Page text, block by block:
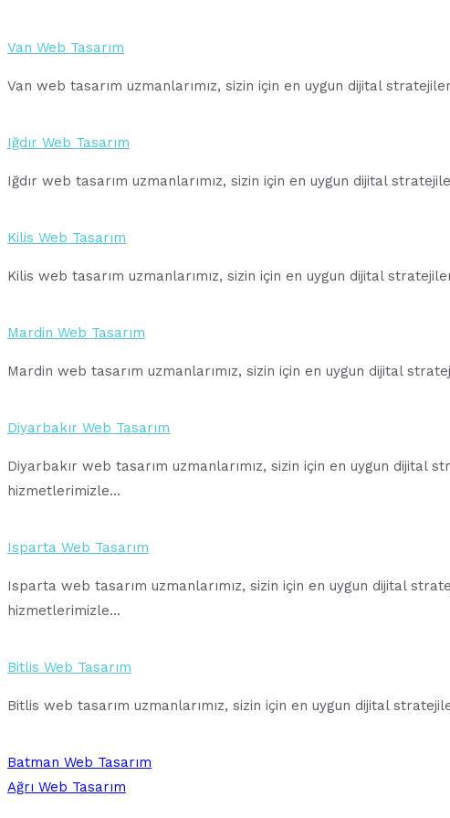
Van Web Tasarım
Van web tasarım uzmanlarımız, sizin için en uygun dijital
Iğdır Web Tasarım
Iğdır web tasarım uzmanlarımız, sizin için en uygun dijital
Kilis Web Tasarım
Kilis web tasarım uzmanlarımız, sizin için en uygun dijital
Mardin Web Tasarım
Mardin web tasarım uzmanlarımız, sizin için en uygun dijital
Diyarbakır Web Tasarım
Diyarbakır web tasarım uzmanlarımız, sizin için en uygun dijital
hizmetlerimizle…
Isparta Web Tasarım
Isparta web tasarım uzmanlarımız, sizin için en uygun dijital
hizmetlerimizle…
Bitlis Web Tasarım
Bitlis web tasarım uzmanlarımız, sizin için en uygun dijital
Batman Web Tasarım
Ağrı Web Tasarım